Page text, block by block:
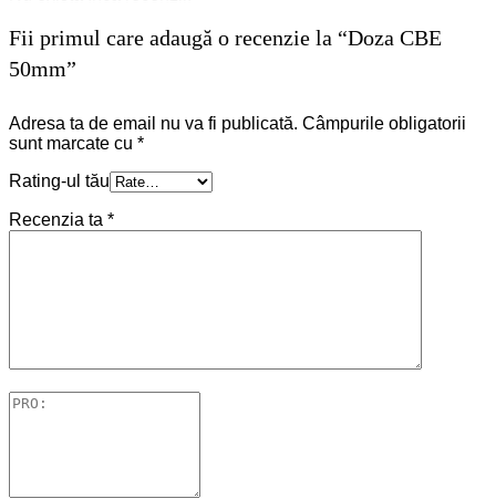
Fii primul care adaugă o recenzie la “Doza CBE
50mm”
Adresa ta de email nu va fi publicată. Câmpurile obligatorii
sunt marcate cu *
Rating-ul tău
Recenzia ta *